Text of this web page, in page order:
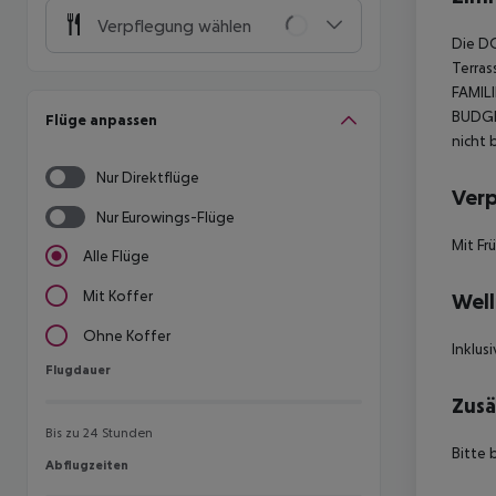
Verpflegung wählen
Flüge anpassen
Nur Direktflüge
Nur Eurowings-Flüge
Alle Flüge
Mit Koffer
Ohne Koffer
Flugdauer
Flugdauer
Bis zu 24 Stunden
Abflugzeiten
Abflugzeiten
Die
nicht
Mit
Bitte